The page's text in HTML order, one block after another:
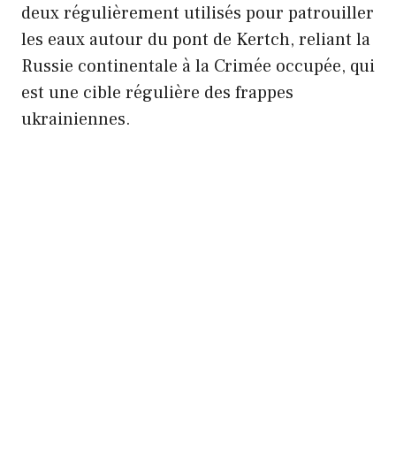
deux régulièrement utilisés pour patrouiller
les eaux autour du pont de Kertch, reliant la
Russie continentale à la Crimée occupée, qui
est une cible régulière des frappes
ukrainiennes.